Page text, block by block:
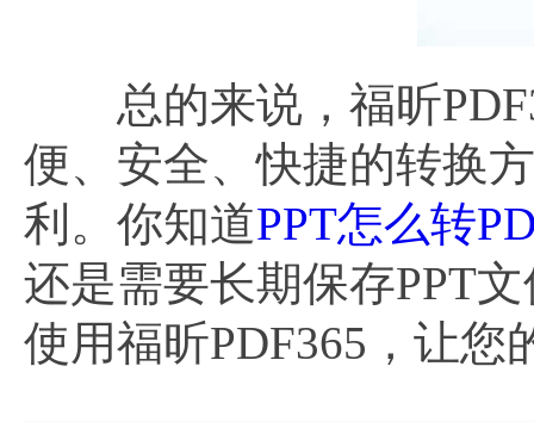
总的来说，福昕
便、安全、快捷的转换
利。你知道PPT怎么转
还是需要长期保存PPT
使用福昕PDF365，让您